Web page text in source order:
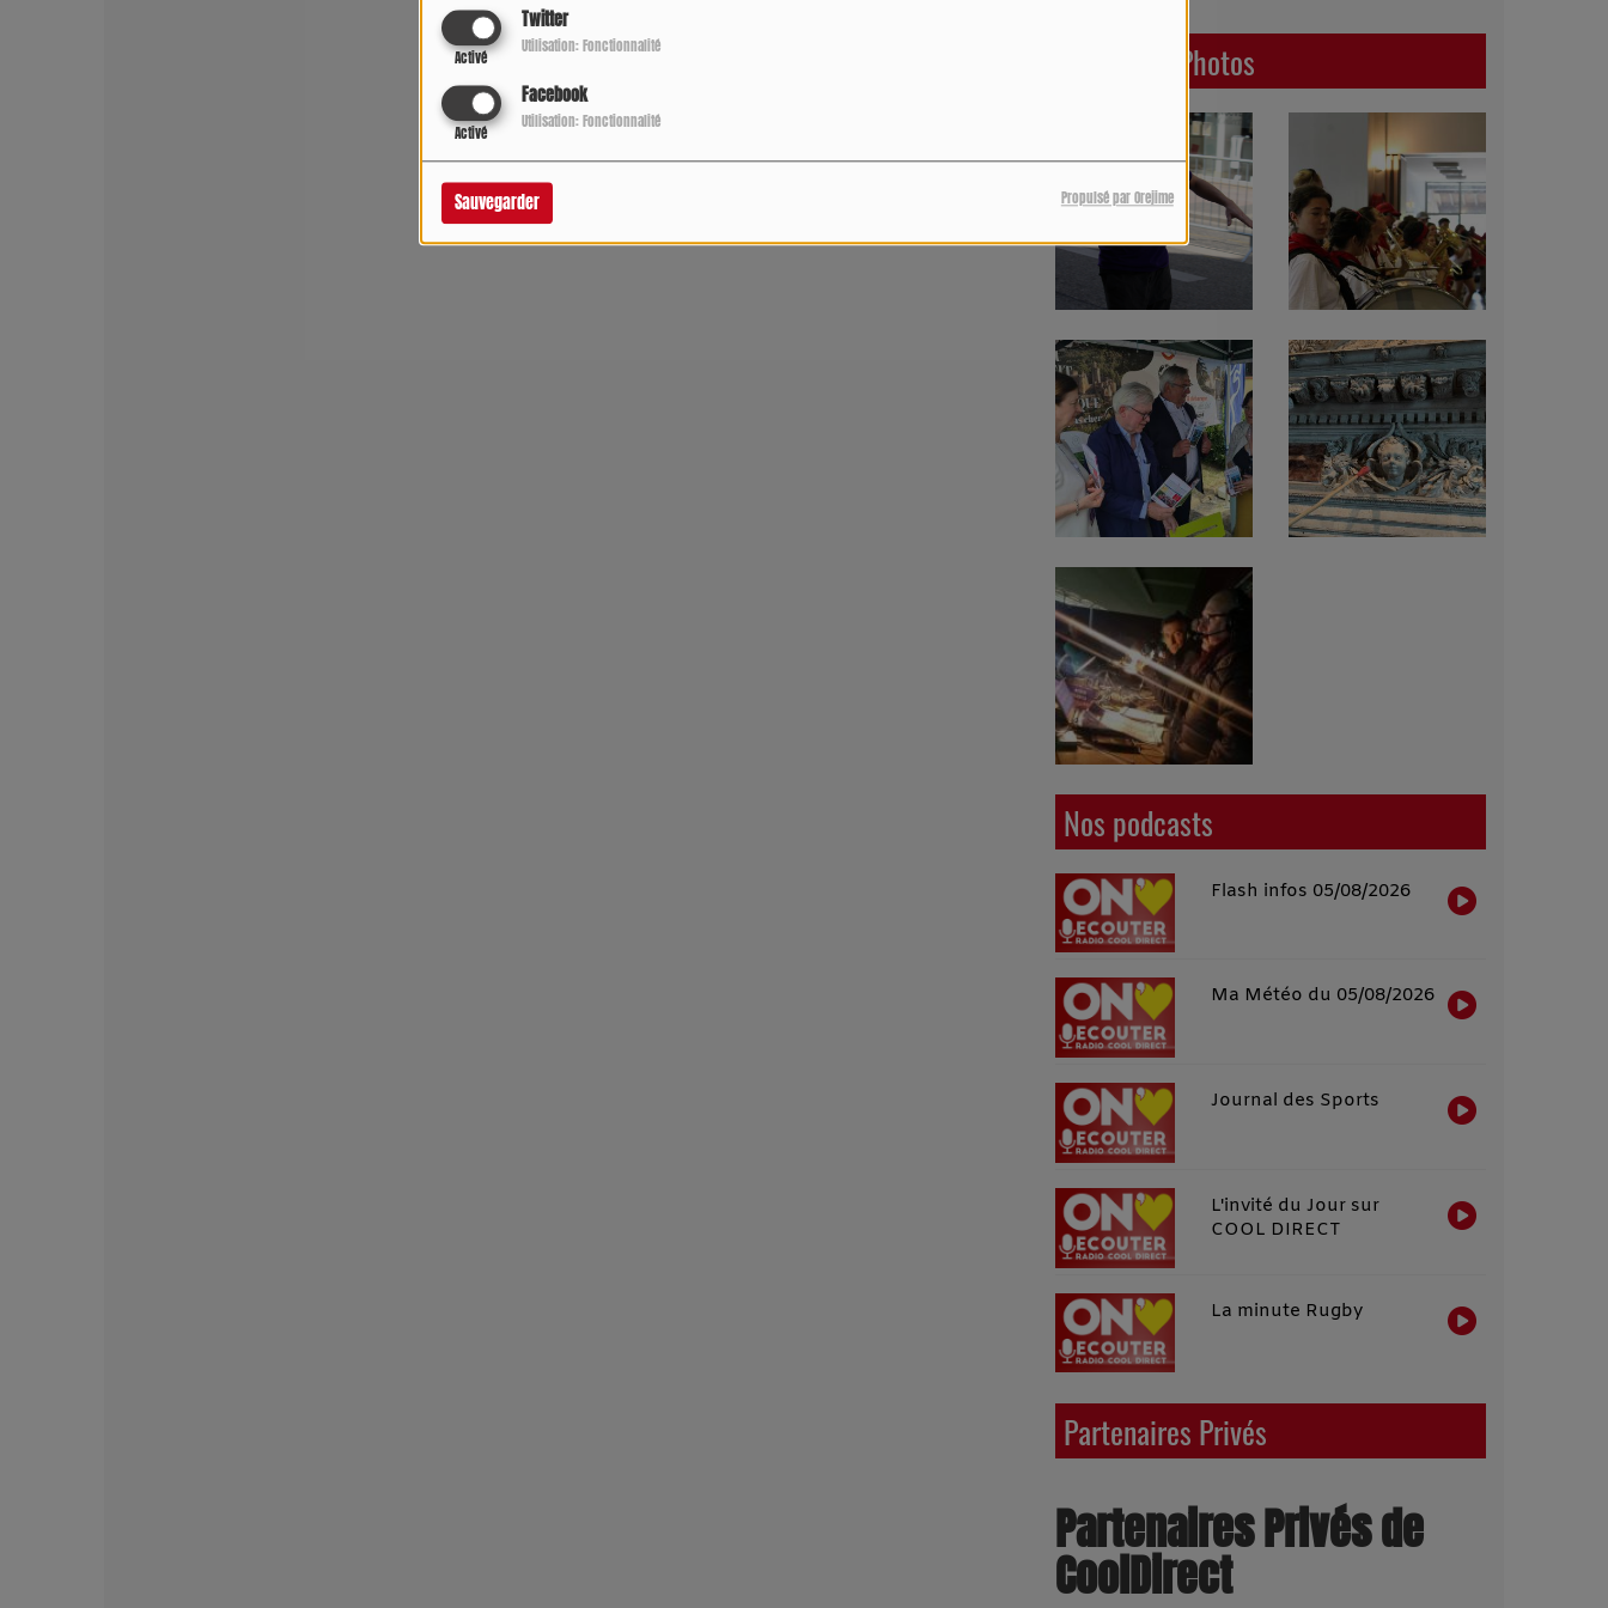
Twitter
Activé
Utilisation: Fonctionnalité
Facebook
Activé
Utilisation: Fonctionnalité
Sauvegarder Propulsé par Orejime
Dernières Photos
Nos podcasts
Flash infos 05/08/2026
Ma Météo du 05/08/2026
Journal des Sports
L'invité du Jour sur
COOL DIRECT
La minute Rugby
Partenaires Privés
Partenaires Privés de
CoolDirect